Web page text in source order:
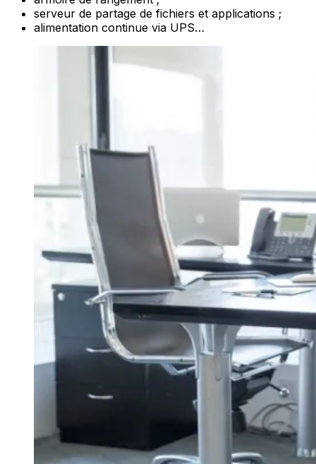
serveur de partage de fichiers et applications ;
alimentation continue via UPS…